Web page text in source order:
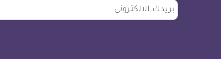
بريدك
الالكتروني